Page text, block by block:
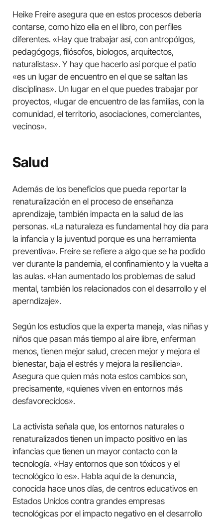
Heike Freire asegura que en estos procesos debería
contarse, como hizo ella en el libro, con perfiles
diferentes. «Hay que trabajar así, con antropólgos,
pedagógogs, filósofos, biologos, arquitectos,
naturalistas». Y hay que hacerlo así porque el patio
«es un lugar de encuentro en el que se saltan las
disciplinas». Un lugar en el que puedes trabajar por
proyectos, «lugar de encuentro de las familias, con la
comunidad, el territorio, asociaciones, comerciantes,
vecinos».
Salud
Además de los beneficios que pueda reportar la
renaturalización en el proceso de enseñanza
aprendizaje, también impacta en la salud de las
personas. «La naturaleza es fundamental hoy día para
la infancia y la juventud porque es una herramienta
preventiva». Freire se refiere a algo que se ha podido
ver durante la pandemia, el confinamiento y la vuelta a
las aulas. «Han aumentado los problemas de salud
mental, también los relacionados con el desarrollo y el
aperndizaje».
Según los estudios que la experta maneja, «las niñas y
niños que pasan más tiempo al aire libre, enferman
menos, tienen mejor salud, crecen mejor y mejora el
bienestar, baja el estrés y mejora la resiliencia».
Asegura que quien más nota estos cambios son,
precisamente, «quienes viven en entornos más
desfavorecidos».
La activista señala que, los entornos naturales o
renaturalizados tienen un impacto positivo en las
infancias que tienen un mayor contacto con la
tecnología. «Hay entornos que son tóxicos y el
tecnológico lo es». Habla aquí de la denuncia,
conocida hace unos días, de centros educativos en
Estados Unidos contra grandes empresas
tecnológicas por el impacto negativo en el desarrollo